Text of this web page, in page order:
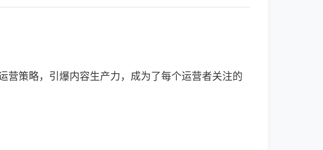
营策略，引爆内容生产力，成为了每个运营者关注的